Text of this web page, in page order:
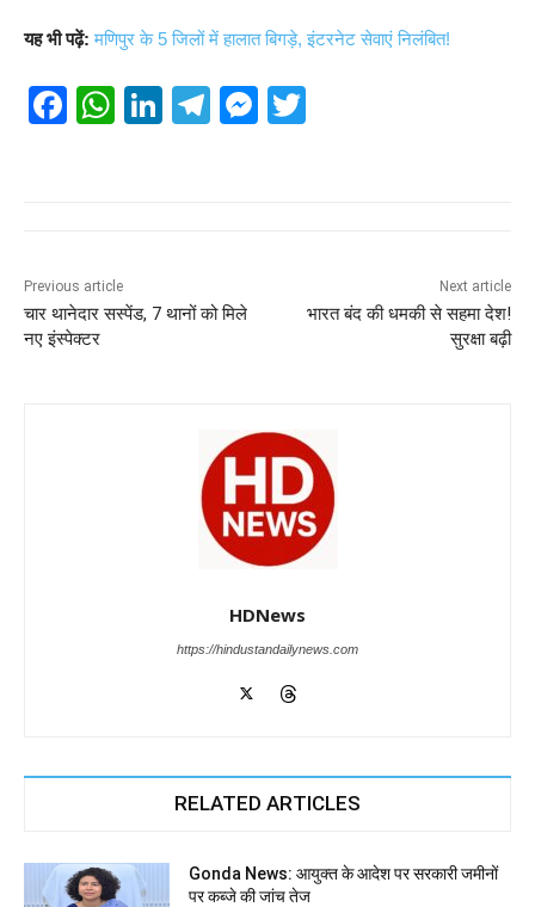
यह भी पढ़ें: मणिपुर के 5 जिलों में हालात बिगड़े, इंटरनेट सेवाएं निलंबित!
F
o
o
W
p
p
Li
T
m
M
Previous article
चार थानेदार सस्पेंड, 7 थानों को मिले
नए इंस्पेक्टर
Next article
भारत बंद की धमकी से सहमा देश!
सुरक्षा बढ़ी
HDNews
https://hindustandailynews.com
RELATED ARTICLES
Gonda News: आयुक्त के आदेश पर सरकारी जमीनों
पर कब्जे की जांच तेज